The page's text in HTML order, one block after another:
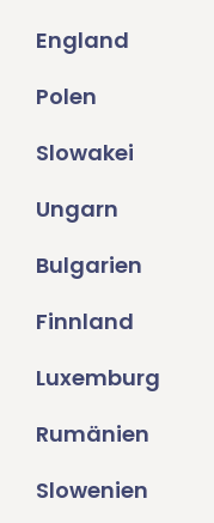
England
Polen
Slowakei
Ungarn
Bulgarien
Finnland
Luxemburg
Rumänien
Slowenien